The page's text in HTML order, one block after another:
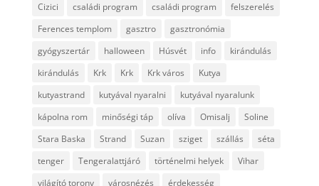
Cizici
családi program családi program
felszerelés
Ferences templom
gasztro
gasztronómia
gyógyszertár
halloween Húsvét info
kirándulás
kirándulás
Krk Krk Krk város
Kutya
kutyastrand
kutyával nyaralni
kutyával nyaralunk
kápolna rom
minőségi táp olíva Omisalj
Soline
Stara Baska
Strand Suzan sziget szállás
séta
tenger
Tengeralattjáró történelmi helyek
Vihar
világító torony
városnézés
érdekesség